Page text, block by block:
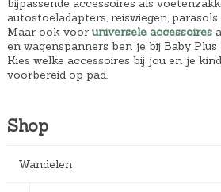
bijpassende accessoires als
autostoeladapters, reiswiegen,
Maar ook voor universele accessoires
en wagenspanners ben je bij Baby
Kies welke accessoires bij jou en je
voorbereid op pad.
Shop
Wandelen